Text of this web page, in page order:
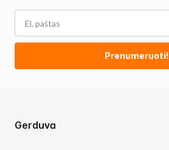
Gerduva
Prenumeruoti!